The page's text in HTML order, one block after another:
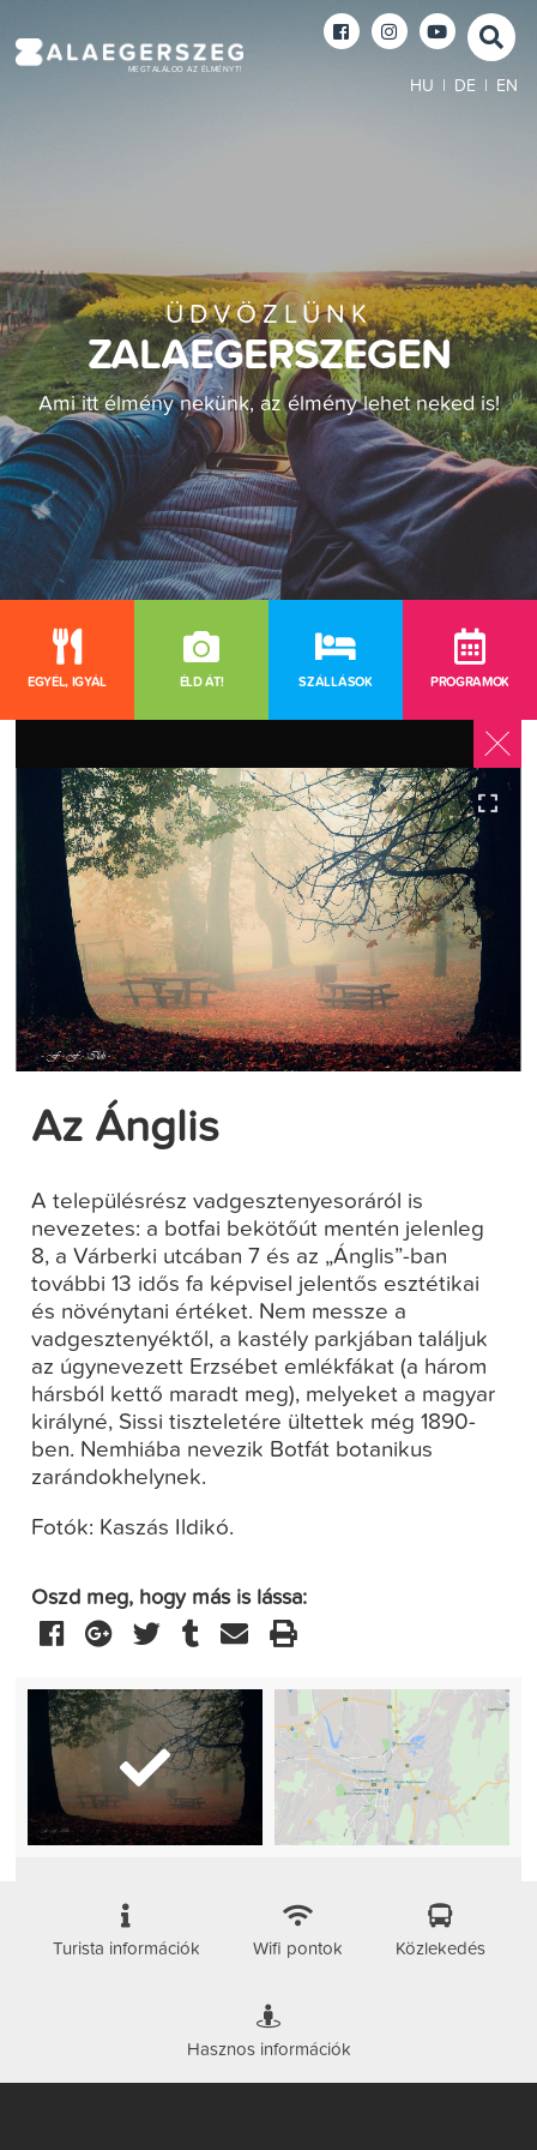
MEGTALÁLOD AZ ÉLMÉNYT!
HU DE EN
ÜDVÖZLÜNK
ZALAEGERSZEGEN
Ami itt élmény nekünk, az élmény lehet neked is!
EGYÉL, IGYÁL ÉLD ÁT! SZÁLLÁSOK PROGRAMOK
Az Ánglis
A településrész vadgesztenyesoráról is
nevezetes: a botfai bekötőút mentén jelenleg
8, a Várberki utcában 7 és az „Ánglis”-ban
további 13 idős fa képvisel jelentős esztétikai
és növénytani értéket. Nem messze a
vadgesztenyéktől, a kastély parkjában találjuk
az úgynevezett Erzsébet emlékfákat (a három
hársból kettő maradt meg), melyeket a magyar
királyné, Sissi tiszteletére ültettek még 1890-
ben. Nemhiába nevezik Botfát botanikus
zarándokhelynek.
Fotók: Kaszás Ildikó.
Oszd meg, hogy más is lássa:
Turista információk Wifi pontok Közlekedés
Hasznos információk